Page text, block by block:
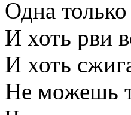
Одна
И хоть рви
И хоть
Не можешь